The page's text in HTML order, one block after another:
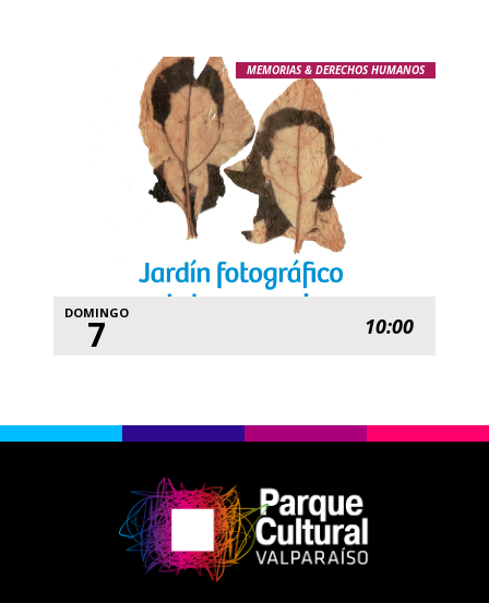
MEMORIAS & DERECHOS HUMANOS
DOMINGO
7 10:00